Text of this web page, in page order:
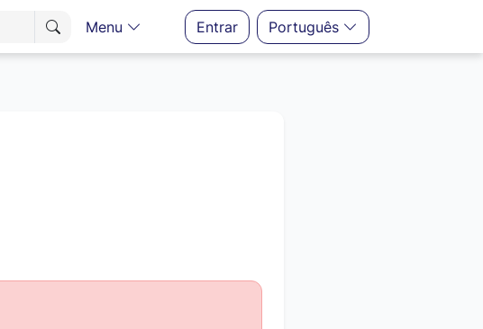
Menu Entrar Português